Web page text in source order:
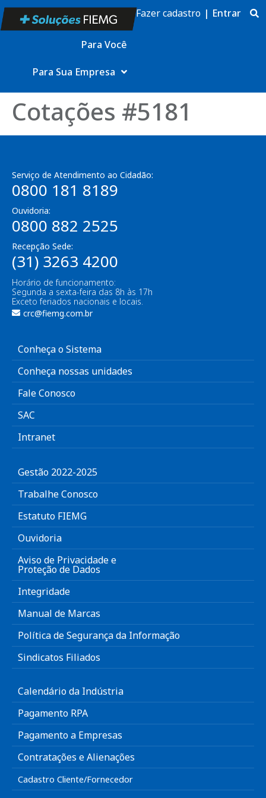
Para Você
Para Sua Empresa
Fazer cadastro | Entrar
Cotações #5181
Serviço de Atendimento ao Cidadão:
0800 181 8189
Ouvidoria:
0800 882 2525
Recepção Sede:
(31) 3263 4200
Horário de funcionamento:
Segunda a sexta-feira das 8h às 17h
Exceto feriados nacionais e locais.
crc@fiemg.com.br
Conheça o Sistema
Conheça nossas unidades
Fale Conosco
SAC
Intranet
Gestão 2022-2025
Trabalhe Conosco
Estatuto FIEMG
Ouvidoria
Aviso de Privacidade e
Proteção de Dados
Integridade
Manual de Marcas
Política de Segurança da Informação
Sindicatos Filiados
Calendário da Indústria
Pagamento RPA
Pagamento a Empresas
Contratações e Alienações
Cadastro Cliente/Fornecedor